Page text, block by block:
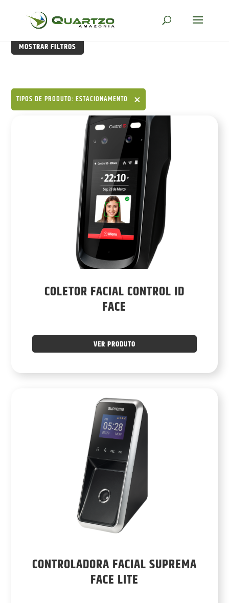
MOSTRAR FILTROS
TIPOS DE PRODUTO: ESTACIONAMENTO
COLETOR FACIAL CONTROL ID
FACE
VER PRODUTO
CONTROLADORA FACIAL SUPREMA
FACE LITE